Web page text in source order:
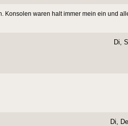
Konsolen waren halt immer mein ein und
Di,
Di,